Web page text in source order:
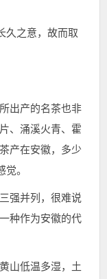
久之意，故而取
出产的名茶也非
、涌溪火青、霍
产在安徽，多少
。
强并列，很难说
种作为安徽的代
山低温多湿，土